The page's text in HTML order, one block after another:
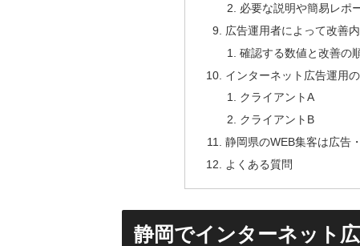
必要な説明や簡易レポ
広告運用者によって改善
確認する数値と改善の
インターネット広告運用
クライアントA
クライアントB
静岡県のWEB集客は広告
よくある質問
静岡でインターネット